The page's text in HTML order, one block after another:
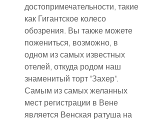
достопримечательности, такие
как Гигантское колесо
обозрения. Вы также можете
пожениться, возможно, в
одном из самых известных
отелей, откуда родом наш
знаменитый торт "Захер".
Самым из самых желанных
мест регистрации в Вене
является Венская ратуша на